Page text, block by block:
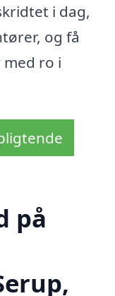
i dag,
og få
ro i
på